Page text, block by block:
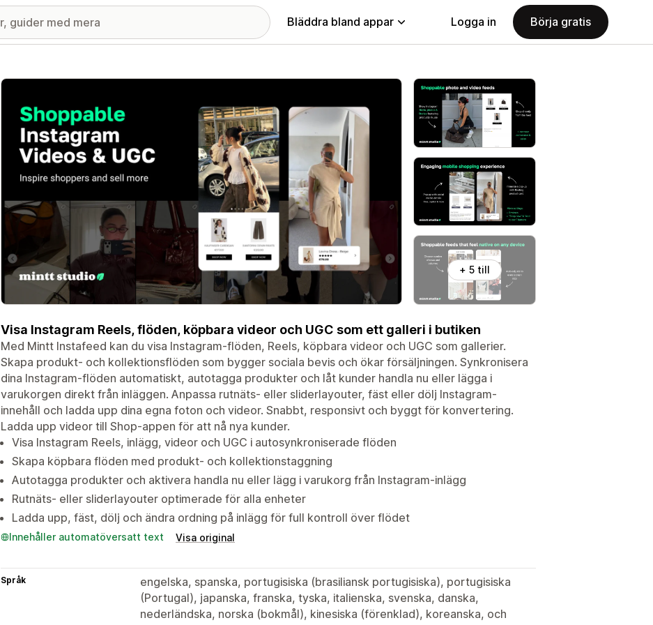
Bläddra bland appar Logga in Börja gratis
Galleri med utvalda bilder
+ 5 till
Visa Instagram Reels, flöden, köpbara videor och UGC som ett galleri i butiken
Med Mintt Instafeed kan du visa Instagram-flöden, Reels, köpbara videor och UGC som gallerier.
Skapa produkt- och kollektionsflöden som bygger sociala bevis och ökar försäljningen. Synkronisera
dina Instagram-flöden automatiskt, autotagga produkter och låt kunder handla nu eller lägga i
varukorgen direkt från inläggen. Anpassa rutnäts- eller sliderlayouter, fäst eller dölj Instagram-
innehåll och ladda upp dina egna foton och videor. Snabbt, responsivt och byggt för konvertering.
Ladda upp videor till Shop-appen för att nå nya kunder.
Visa Instagram Reels, inlägg, videor och UGC i autosynkroniserade flöden
Skapa köpbara flöden med produkt- och kollektionstaggning
Autotagga produkter och aktivera handla nu eller lägg i varukorg från Instagram-inlägg
Rutnäts- eller sliderlayouter optimerade för alla enheter
Ladda upp, fäst, dölj och ändra ordning på inlägg för full kontroll över flödet
Innehåller automatöversatt text Visa original
Språk
engelska, spanska, portugisiska (brasiliansk portugisiska), portugisiska
(Portugal), japanska, franska, tyska, italienska, svenska, danska,
nederländska, norska (bokmål), kinesiska (förenklad), koreanska, och